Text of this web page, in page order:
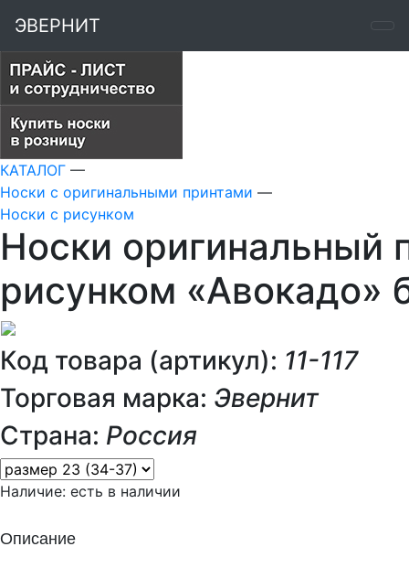
ЭВЕРНИТ
КАТАЛОГ —
Носки с оригинальными принтами —
Носки с рисунком
Носки оригинальный
рисунком «Авокадо»
Код товара (артикул): 11-117
Торговая марка: Эвернит
Страна: Россия
Наличие: есть в наличии
Описание